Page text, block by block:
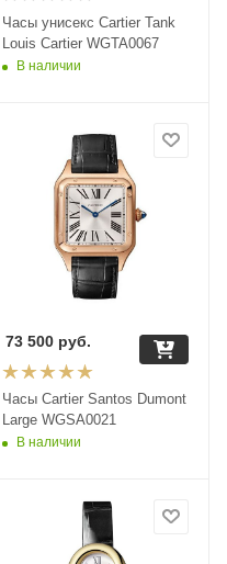
Часы унисекс Cartier Tank
Louis Cartier WGTA0067
В наличии
Часы Cartier Santos Dumont
Large WGSA0021
В наличии
73 500руб.